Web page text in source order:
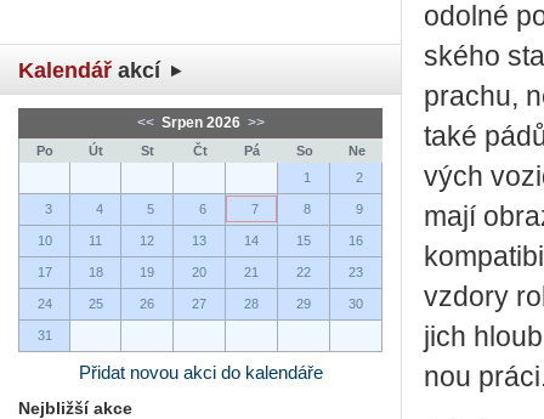
Kalendář akcí
<< Srpen 2026 >>
Po Út St Čt Pá So
Ne
1
2
3 4 5 6 7 8 9
10 11 12 13 14 15 16
17 18 19 20 21 22 23
24 25 26 27 28 29 30
31
Přidat novou akci do kalendáře
Nejbližší akce
odol­né
ské­ho
pra­chu,
také
vých
mají
vzdo­ry
jich
nou